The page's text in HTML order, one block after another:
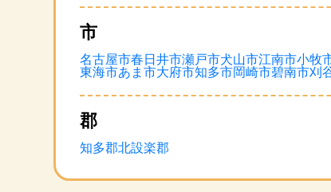
市
名古屋市春日井市瀬戸市犬山市江南市小牧
東海市あま市大府市知多市岡崎市碧南市刈
郡
知多郡北設楽郡